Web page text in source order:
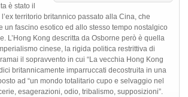
è stato il
territorio britannico passato alla Cina, che
un fascino esotico ed allo stesso tempo nostalgico
L’Hong Kong descritta da Osborne però è quella
cinese, la rigida politica restrittiva di
il sopravvento in cui “La vecchia Hong Kong
britannicamente imparruccati decostruita in una
ad “un mondo totalitario cupo e selvaggio nel
esagerazioni, odio, tribalismo, supposizioni”.